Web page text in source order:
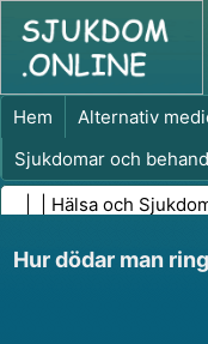
Hem Alternativ
Sjukdomar och
Kost och näring
Hälsa och
Hur dödar man